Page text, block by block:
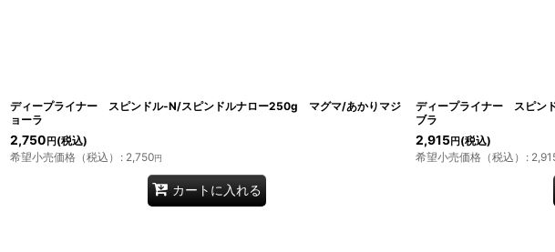
ディープライナー スピンドル-N/スピンドルナロー250g マグマ/あかりマジ
ョーラ
2,750 円 (税込)
希望小売価格（税込） : 2,750円
カートに入れる
ディープライナー スピ
ブラ
2,915円(税込)
希望小売価格（税込） :